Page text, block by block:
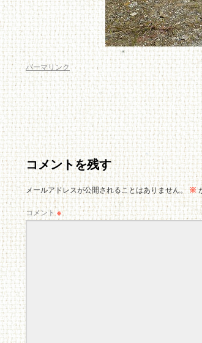
P1090093
パーマリンク
コメントを残す
メールアドレスが公開されることはありません。 ※
コメント※